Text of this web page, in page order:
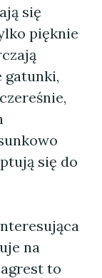
się
pięknie
gatunki,
się do
na
to